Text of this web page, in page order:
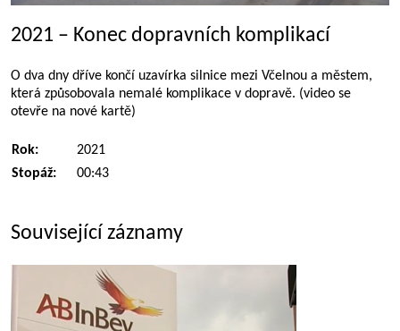
2021 – Konec dopravních komplikací
O dva dny dříve končí uzavírka silnice mezi Včelnou a městem,
která způsobovala nemalé komplikace v dopravě. (video se
otevře na nové kartě)
Rok:
2021
Stopáž:
00:43
Související záznamy